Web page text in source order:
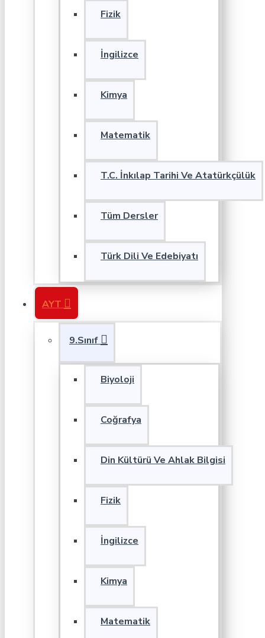
Fizik
İngilizce
Kimya
Matematik
T.C. İnkılap Tarihi Ve Atatürkçülük
Tüm Dersler
Türk Dili Ve Edebiyatı
AYT
9.Sınıf
Biyoloji
Coğrafya
Din Kültürü Ve Ahlak Bilgisi
Fizik
İngilizce
Kimya
Matematik